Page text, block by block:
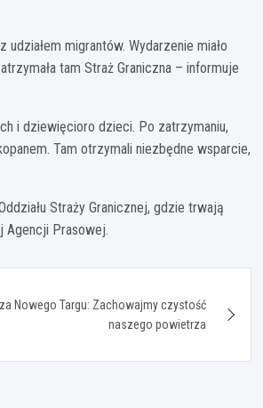
migrantów. Wydarzenie miało
tam Straż Graniczna – informuje
i dziewięcioro dzieci. Po zatrzymaniu,
Tam otrzymali niezbędne wsparcie,
Straży Granicznej, gdzie trwają
Agencji Prasowej.
Nowego Targu: Zachowajmy czystość
naszego powietrza